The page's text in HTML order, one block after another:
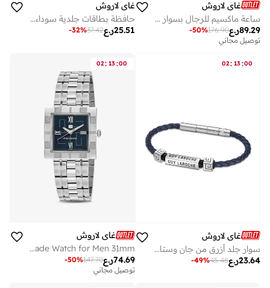
غاي لاروش
ساعة ماكسيم للرجال بسوار فضي من الستانلس ستيل ملم ضغط جوي
ر.ع89.29
176.90
-50%
توصيل مجاني
غاي لاروش
حافظة بطاقات جلدية سوداء رجالية من غابرييل
ر.ع25.51
37.42
-32%
02: 13:00
غاي لاروش
سوار جلد أزرق من جان وستانلس ستيل
ر.ع23.64
45.48
-49%
02: 13:00
غاي لاروش
Camille Blue Dial & Stainless Steel Bracelet Swiss Made Watch for Men 31mm
ر.ع74.69
147.70
-50%
توصيل مجاني
على وشك النفاد